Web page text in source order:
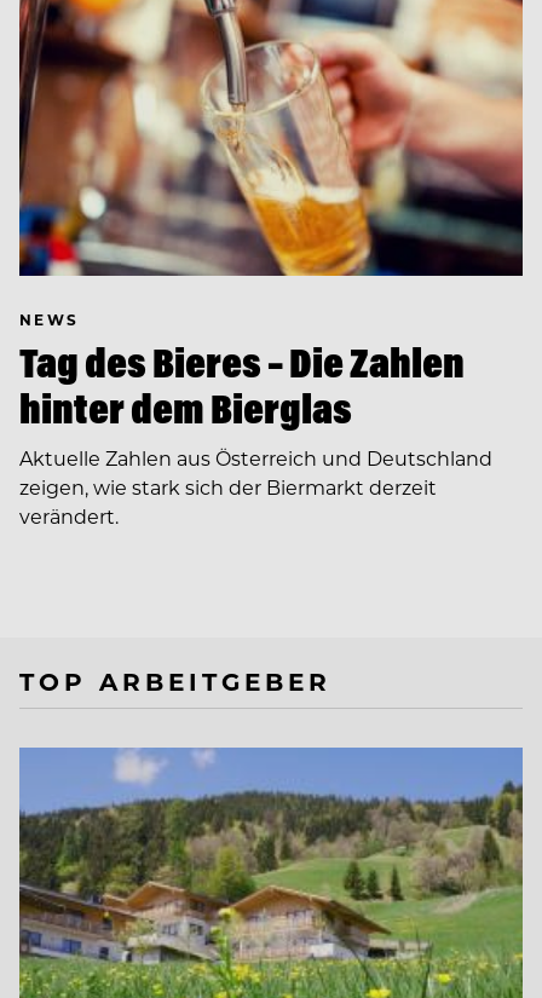
NEWS
Tag des Bieres – Die Zahlen
hinter dem Bierglas
Aktuelle Zahlen aus Österreich und Deutschland
zeigen, wie stark sich der Biermarkt derzeit
verändert.
TOP ARBEITGEBER